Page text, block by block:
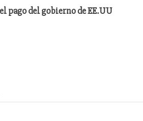
pago del gobierno de EE.UU